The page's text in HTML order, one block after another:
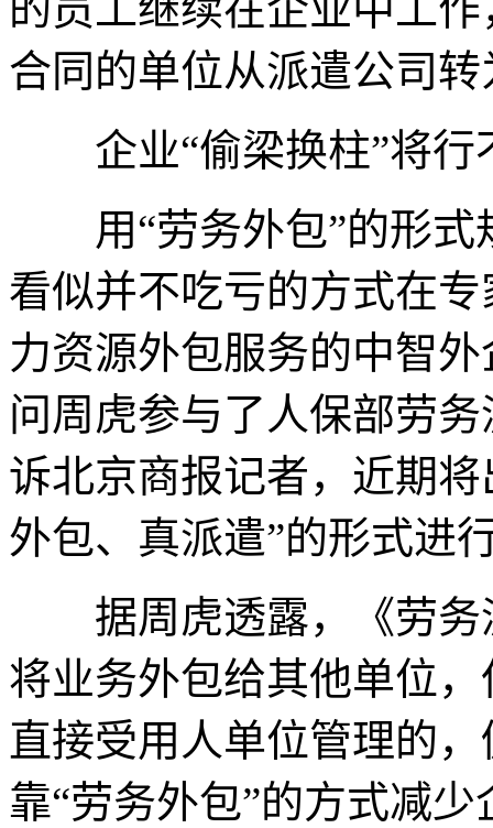
的员工继续在企业中工
合同的单位从派遣公司
企业“偷梁换柱”将行
用“劳务外包”的形式
看似并不吃亏的方式在
力资源外包服务的中智
问周虎参与了人保部劳
诉北京商报记者，近期
外包、真派遣”的形式进
据周虎透露，《劳务
将业务外包给其他单位
直接受用人单位管理的
靠“劳务外包”的方式减